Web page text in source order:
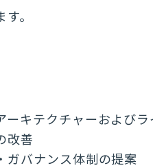
。
ーキテクチャーおよび
改善
ガバナンス体制の提案